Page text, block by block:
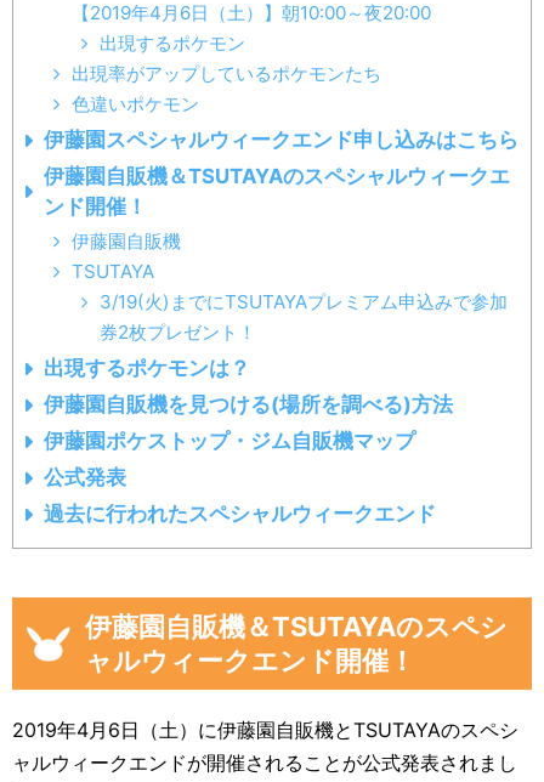
【2019年4月6日（土）】朝10:00～夜20:00
出現するポケモン
出現率がアップしているポケモンたち
色違いポケモン
伊藤園スペシャルウィークエンド申し込みはこちら
伊藤園自販機＆TSUTAYAのスペシャルウィークエ
ンド開催！
伊藤園自販機
TSUTAYA
3/19(火)までにTSUTAYAプレミアム申込みで参加
券2枚プレゼント！
出現するポケモンは？
伊藤園自販機を見つける(場所を調べる)方法
伊藤園ポケストップ・ジム自販機マップ
公式発表
過去に行われたスペシャルウィークエンド
伊藤園自販機＆TSUTAYAのスペシ
ャルウィークエンド開催！
2019年4月6日（土）に伊藤園自販機とTSUTAYAのスペシ
ャルウィークエンドが開催されることが公式発表されまし